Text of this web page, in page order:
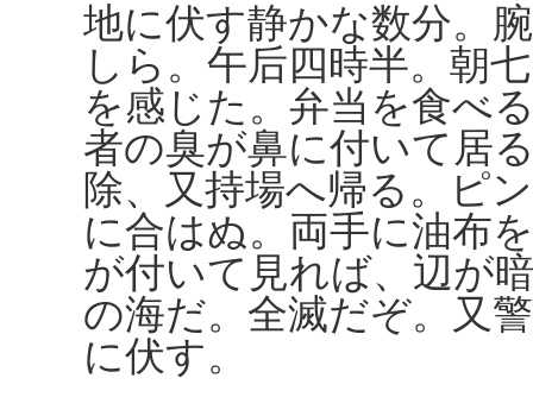
地に伏す静かな数分。
しら。午后四時半。朝
を感じた。弁当を食べ
者の臭が鼻に付いて居
除、又持場へ帰る。ピ
に合はぬ。両手に油布
が付いて見れば、辺が
の海だ。全滅だぞ。又
に伏す。